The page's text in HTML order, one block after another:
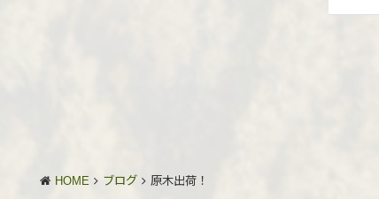
HOME ブログ 原木出荷！